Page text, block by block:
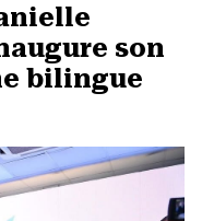
son
bilingue